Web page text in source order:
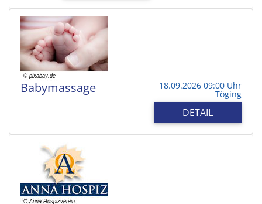
Babymassage 18.09.2026 09:00 Uhr
Töging
DETAIL